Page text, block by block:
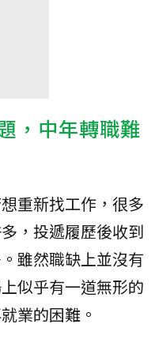
，中年轉職難
重新找工作，很多
，投遞履歷後收到
雖然職缺上並沒有
似乎有一道無形的
業的困難。